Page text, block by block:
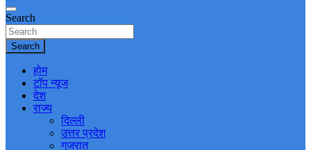
Search
Search
होम
टॉप न्यूज
देश
राज्य
दिल्ली
उत्तर प्रदेश
गुजरात